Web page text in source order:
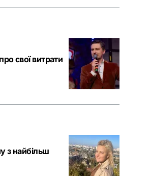
свої витрати
з найбільш